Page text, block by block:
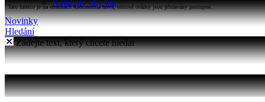
Katalogy objektů
Tato funkce je na stránkách Astronomia nová, testové otázky jsou přidávány postupně...
Novinky
Hledání
Zadejte text, který chcete hledat